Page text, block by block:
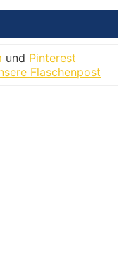
und Pinterest
Flaschenpost